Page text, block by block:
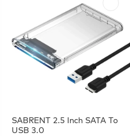
SABRENT 2.5 Inch SATA To
USB 3.0